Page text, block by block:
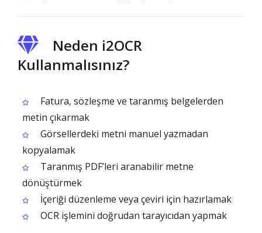
Neden i2OCR
Kullanmalısınız?
Fatura, sözleşme ve taranmış belgelerden
metin çıkarmak
Görsellerdeki metni manuel yazmadan
kopyalamak
Taranmış PDF’leri aranabilir metne
dönüştürmek
İçeriği düzenleme veya çeviri için hazırlamak
OCR işlemini doğrudan tarayıcıdan yapmak